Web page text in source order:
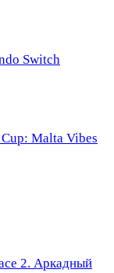
Switch
Malta Vibes
2. Аркадный